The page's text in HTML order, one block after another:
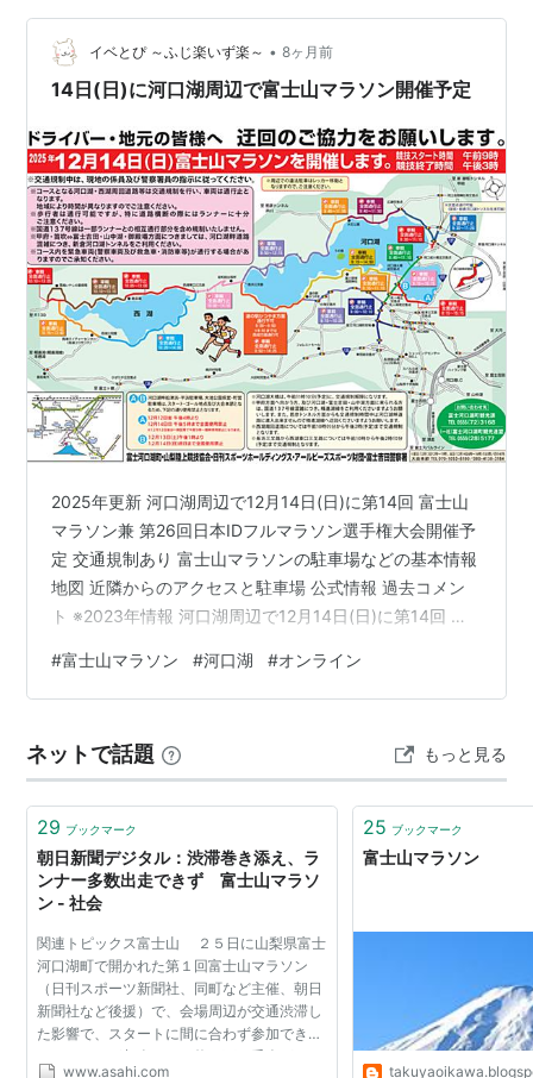
会、山梨県体育協会、富士河口湖町教育委員会、富士河
口湖町体育協会、河口湖観光協会、西湖観光協会、河口
湖温泉旅館協同組合、河口湖観光食堂売店組合、富士五
主管は山梨陸上競技協会。
第1回大会
2012年11月25日に開催。
8時00分スタートの河口湖1周、8時15分スタートのフル
マラソンの2種類。
エントリーが前年の第36回河口湖日刊スポーツマラソ
ンより約1万人増え、23,320人となっていたこと、3連
休の最終日で、会場周辺は前夜から車で混み合っていた
ことなどが複合的に重なり、中央自動車道河口湖インタ
響で、スタートに間に合わず参加できないランナーが相
次いだ。実際に走ったのは約18,000人にとどまり、最大
で約5,000人が間に合わなかった。駐車場の誘導がうま
くいっていなかったと指摘する参加者もいたという。
事務局によると、当初は遅れて到着した人も順次参加さ
イトにおわびを掲載。時間に間に合わず走れなかった人
に参加費を返金した。
第2回大会
2013年11月24日に開催。
み、フルマラソンに一本化。
選手指定駐車場の利用はエントリーと同時に先着順での
申請となったほか、スタートも9時00分に変更し、都心
からJR東日本・富士急行を乗り継いで、レース当日に出
イベとぴ ～ふじ楽いず楽～ • 8ヶ月前
14日(日)に河口湖周辺で富士山マラソン開催予定
2025年更新 河口湖周辺で12月14日(日)に第14回 富士山
マラソン兼 第26回日本IDフルマラソン選手権大会開催予
定 交通規制あり 富士山マラソンの駐車場などの基本情報
地図 近隣からのアクセスと駐車場 公式情報 過去コメン
ト ※2023年情報 河口湖周辺で12月14日(日)に第14回 富
催予定 交通規制あり 【重要】開催可否判断について 第
14回富士山マラソンの開催可否については14日（日）午
況、、コース変更、大会内容の変更について状況はレー
ス前日の13日（土）午後8時に公式HPの…
#富士山マラソン #河口湖 #オンライン
ネットで話題 もっと見る
29 ブックマーク
朝日新聞デジタル：渋滞巻き添え、ラ
ンナー多数出走できず 富士山マラソ
ン - 社会
関連トピックス富士山 ２５日に山梨県富士
河口湖町で開かれた第１回富士山マラソン
（日刊スポーツ新聞社、同町など主催、朝日
新聞社など後援）で、会場周辺が交通渋滞し
た影響で、スタートに間に合わず参加できな
いランナーが相次いだ。約２万３千人がエン
www.asahi.com
25 ブックマーク
富士山マラソン